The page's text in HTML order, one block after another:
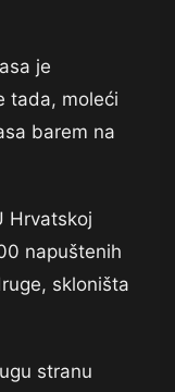
je
tada, moleći
barem na
Hrvatskoj
napuštenih
skloništa
stranu